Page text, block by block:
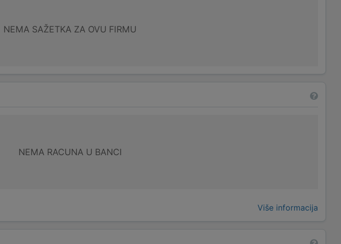
NEMA SAŽETKA ZA OVU FIRMU
NEMA RACUNA U BANCI
Više informacija